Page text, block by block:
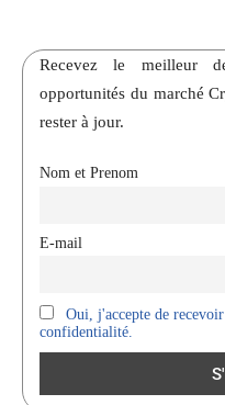
Recevez le meilleur
opportunités du marché
rester à jour.
Nom et Prenom
E-mail
Oui, j'accepte de
confidentialité.